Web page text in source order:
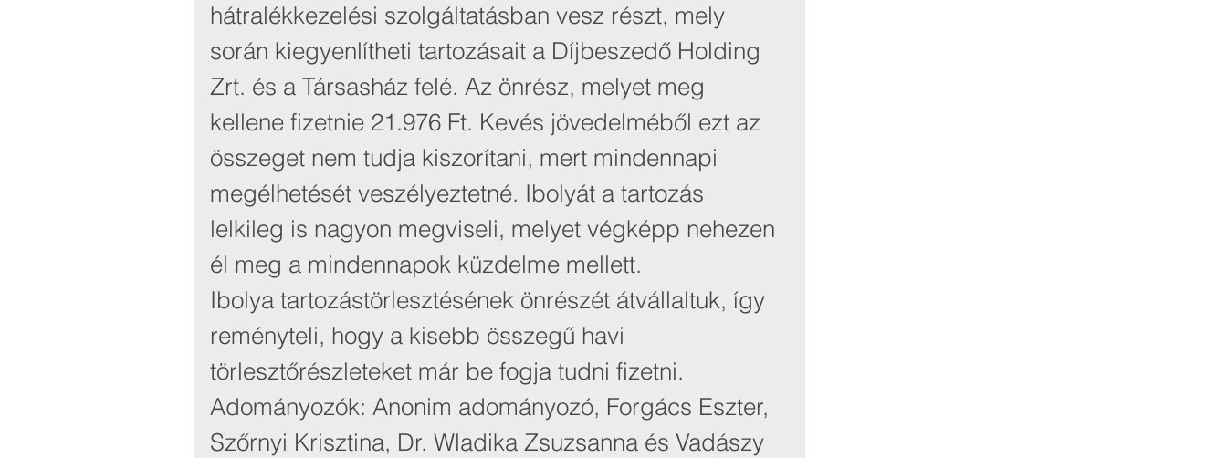
hátralékkezelési szolgáltatásban vesz részt, mely
során kiegyenlítheti tartozásait a Díjbeszedő Holding
Zrt. és a Társasház felé. Az önrész, melyet meg
kellene fizetnie 21.976 Ft. Kevés jövedelméből ezt az
összeget nem tudja kiszorítani, mert mindennapi
megélhetését veszélyeztetné. Ibolyát a tartozás
lelkileg is nagyon megviseli, melyet végképp nehezen
él meg a mindennapok küzdelme mellett.
Ibolya tartozástörlesztésének önrészét átvállaltuk, így
reményteli, hogy a kisebb összegű havi
törlesztőrészleteket már be fogja tudni fizetni.
Adományozók: Anonim adományozó, Forgács Eszter,
Szőrnyi Krisztina, Dr. Wladika Zsuzsanna és Vadászy